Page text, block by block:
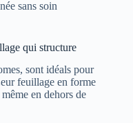
sans soin
qui structure
sont idéals pour
feuillage en forme
en dehors de